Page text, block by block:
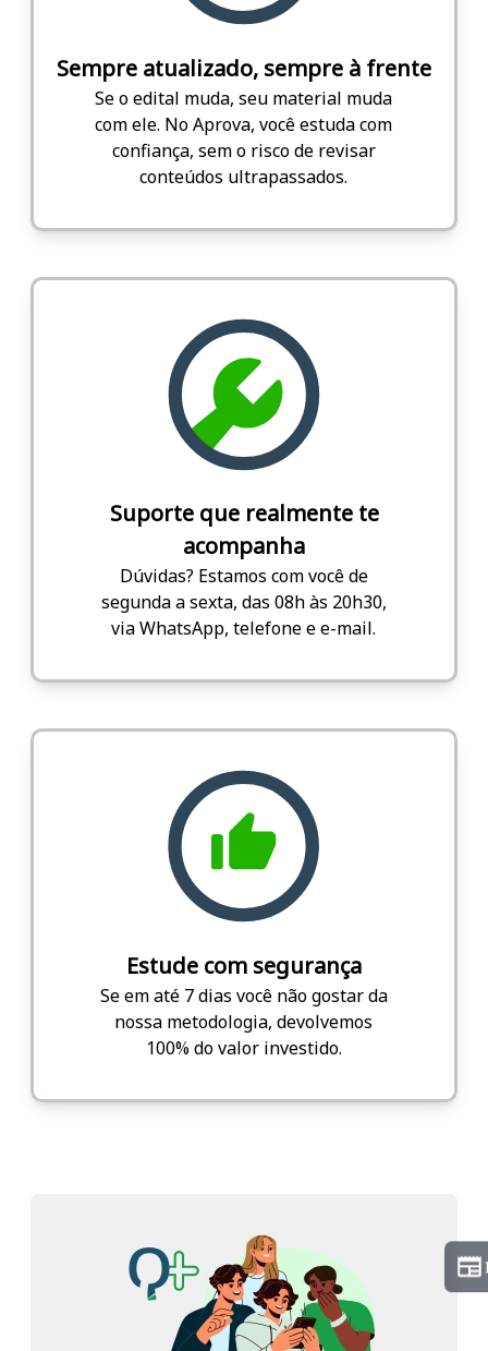
Sempre atualizado, sempre à frente
Se o edital muda, seu material muda
com ele. No Aprova, você estuda com
confiança, sem o risco de revisar
conteúdos ultrapassados.
Suporte que realmente te
acompanha
Dúvidas? Estamos com você de
segunda a sexta, das 08h às 20h30,
via WhatsApp, telefone e e-mail.
Estude com segurança
Se em até 7 dias você não gostar da
nossa metodologia, devolvemos
100% do valor investido.